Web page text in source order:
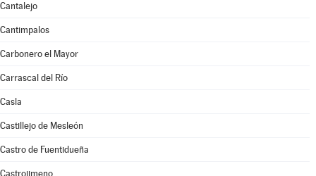
Cantalejo
Cantimpalos
Carbonero el Mayor
Carrascal del Río
Casla
Castillejo de Mesleón
Castro de Fuentidueña
Castrojimeno